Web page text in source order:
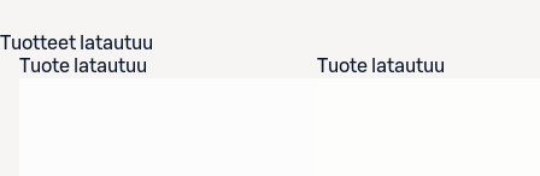
Tuotteet latautuu
Tuote latautuu
Tuote latautuu